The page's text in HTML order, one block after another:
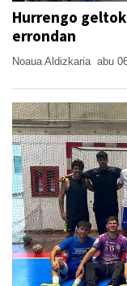
Hurrengo
errondan
Noaua Aldizkaria abu